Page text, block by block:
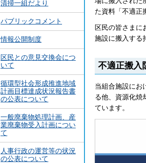
清掃一組だより
パブリックコメント
情報公開制度
区民との意見交換会につ
いて
循環型社会形成推進地域
計画目標達成状況報告書
の公表について
一般廃棄物処理計画、産
業廃棄物受入計画につい
て
人事行政の運営等の状況
の公表について
た資料「不適正
区民の皆さまに
施設に搬入する
不適正搬入
当組合施設にお
る他、資源化焼
ています。